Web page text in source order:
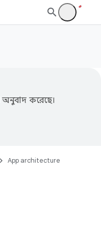
অনুবাদ করেছে।
App architecture